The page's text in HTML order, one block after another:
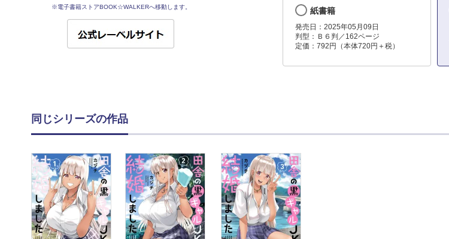
※電子書籍ストアBOOK☆WALKERへ移動します。 紙書籍
発売日：2025年05月09日
判型：Ｂ６判／162ページ
定価：792円（本体720円＋税）
同じシリーズの作品